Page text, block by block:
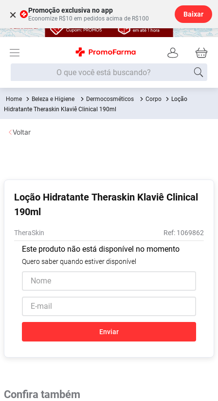
× Promoção exclusiva no app
Economize R$10 em pedidos acima de R$100
Baixar
O que você está buscando?
Beleza e Higiene Dermocosméticos Corpo
Loção
Hidratante Theraskin Klaviê Clinical 190ml
Loção Hidratante Theraskin Klaviê Clinical
190ml
TheraSkin : 1069862
Este produto não está disponível no momento
Quero saber quando estiver disponível
Enviar
Voltar
Confira também
Termos mais buscados
1º Fralda
2
6º Desodorante
7º
8º Pampers Confort Sec
9º Vitamina D
10º Soro Fisiológico